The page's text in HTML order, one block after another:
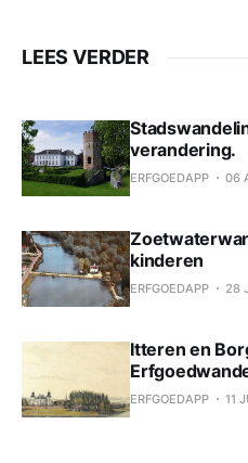
LEES VERDER
verandering.
ERFGOEDAPP 06
kinderen
ERFGOEDAPP 28
Itteren en
ERFGOEDAPP 11